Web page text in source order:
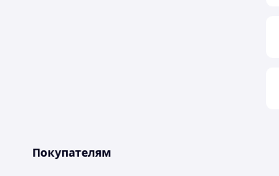
Покупателям